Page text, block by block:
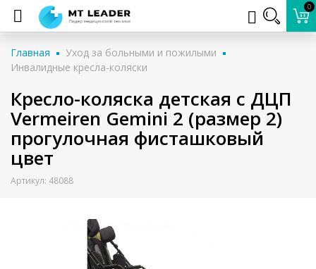
0
Главная
Уход за больными и пожилыми
Инвалидные кресла-коляски
Кресло-коляска детская с ДЦП
Vermeiren Gemini 2 (размер 2)
прогулочная фисташковый
цвет
Артикул: 48088